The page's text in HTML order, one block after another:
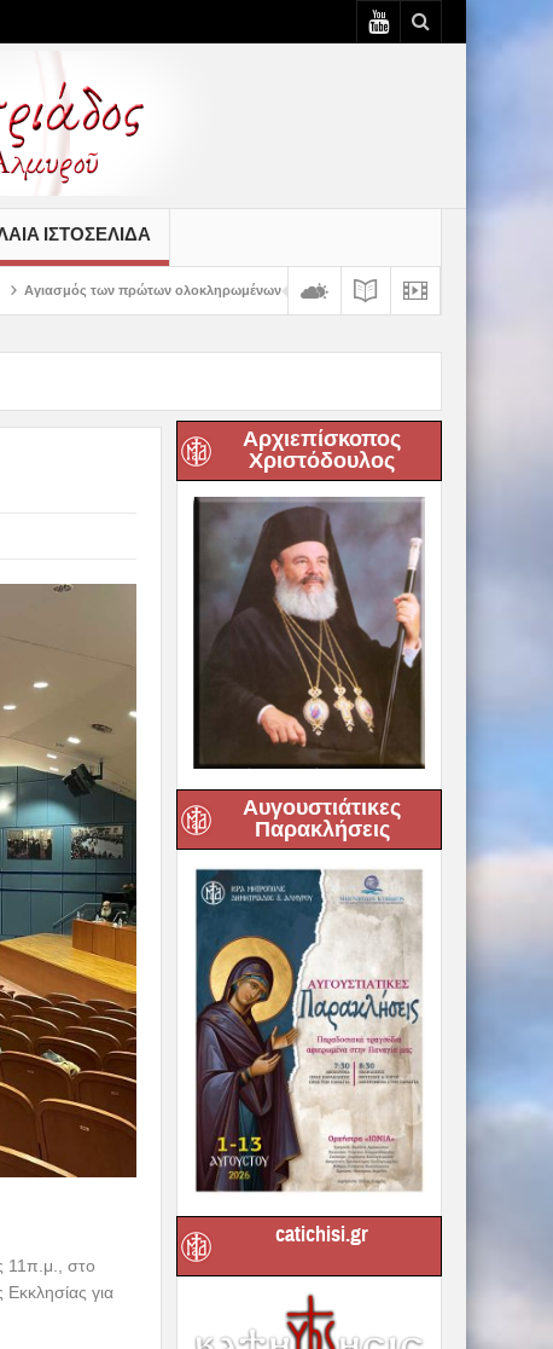
ΙΣΤΟΣΕΛΊΔΑ
ολοκληρωμένων κελιών της Παλαιάς Ιεράς Μονής Παναγίας Κάτω Ξενιάς
11π.μ., στο
για
Αρχιεπίσκοπος
Χριστόδουλος
Αυγουστιάτικες
Παρακλήσεις
catichisi.gr